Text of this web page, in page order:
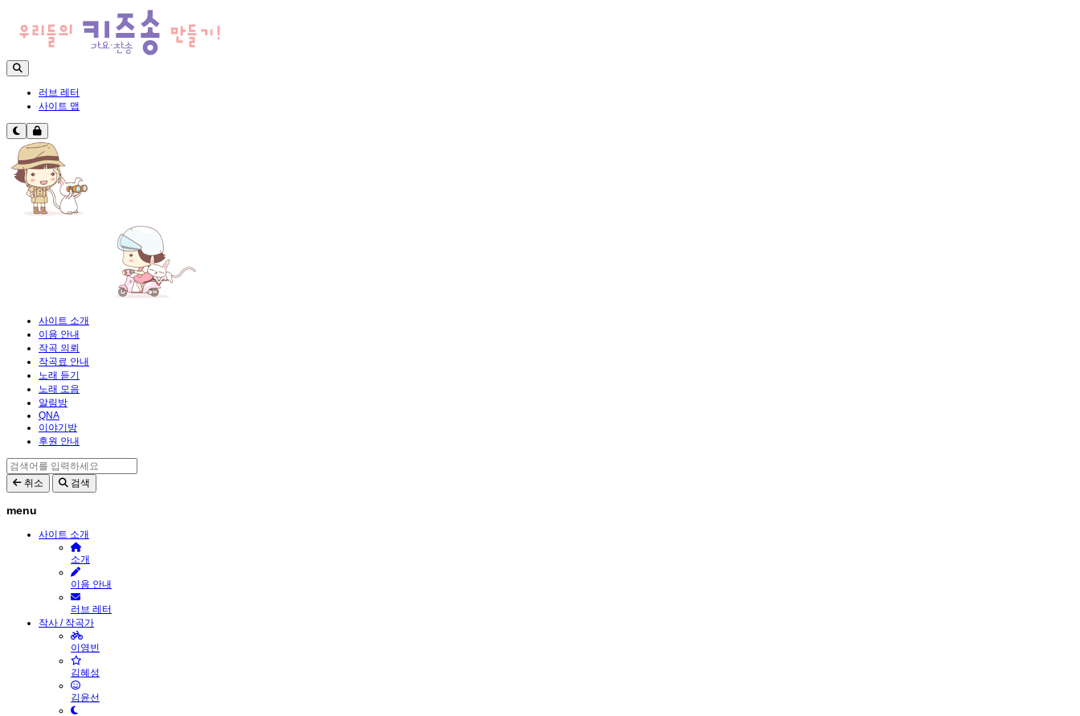
러브 레터
사이트 맵
사이트 소개
이용 안내
작곡 의뢰
작곡료 안내
노래 듣기
노래 모음
알림방
QNA
이야기방
후원 안내
취소 검색
menu
사이트 소개
소개
이용 안내
러브 레터
작사 / 작곡가
이영빈
김혜성
김윤선